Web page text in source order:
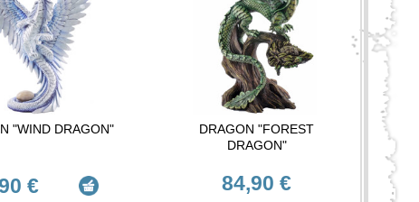
"WIND DRAGON"
€
DRAGON "FOREST
DRAGON"
84,90 €